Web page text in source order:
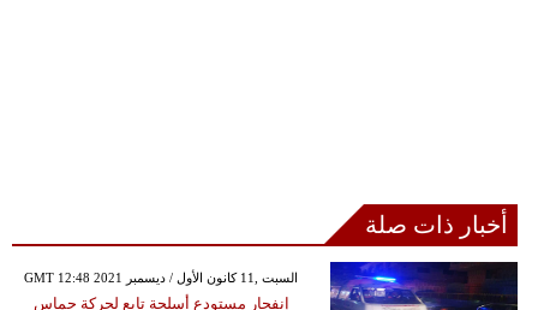
أخبار ذات صلة
GMT 12:48 2021 السبت ,11 كانون الأول / ديسمبر
إنفجار مستودع أسلحة تابع لحركة حماس